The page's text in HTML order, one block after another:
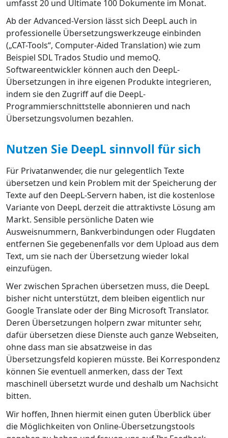
umfasst 20 und Ultimate 100 Dokumente im Monat.
Ab der Advanced-Version lässt sich DeepL auch in
professionelle Übersetzungswerkzeuge einbinden
(„CAT-Tools“, Computer-Aided Translation) wie zum
Beispiel SDL Trados Studio und memoQ.
Softwareentwickler können auch den DeepL-
Übersetzungen in ihre eigenen Produkte integrieren,
indem sie den Zugriff auf die DeepL-
Programmierschnittstelle abonnieren und nach
Übersetzungsvolumen bezahlen.
Nutzen Sie DeepL sinnvoll für sich
Für Privatanwender, die nur gelegentlich Texte
übersetzen und kein Problem mit der Speicherung der
Texte auf den DeepL-Servern haben, ist die kostenlose
Variante von DeepL derzeit die attraktivste Lösung am
Markt. Sensible persönliche Daten wie
Ausweisnummern, Bankverbindungen oder Flugdaten
entfernen Sie gegebenenfalls vor dem Upload aus dem
Text, um sie nach der Übersetzung wieder lokal
einzufügen.
Wer zwischen Sprachen übersetzen muss, die DeepL
bisher nicht unterstützt, dem bleiben eigentlich nur
Google Translate oder der Bing Microsoft Translator.
Deren Übersetzungen holpern zwar mitunter sehr,
dafür übersetzen diese Dienste auch ganze Webseiten,
ohne dass man sie absatzweise in das
Übersetzungsfeld kopieren müsste. Bei Korrespondenz
können Sie eventuell anmerken, dass der Text
maschinell übersetzt wurde und deshalb um Nachsicht
bitten.
Wir hoffen, Ihnen hiermit einen guten Überblick über
die Möglichkeiten von Online-Übersetzungstools